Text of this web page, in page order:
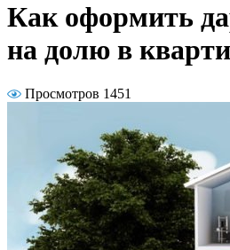
Как оформить
на долю в
Просмотров 1451